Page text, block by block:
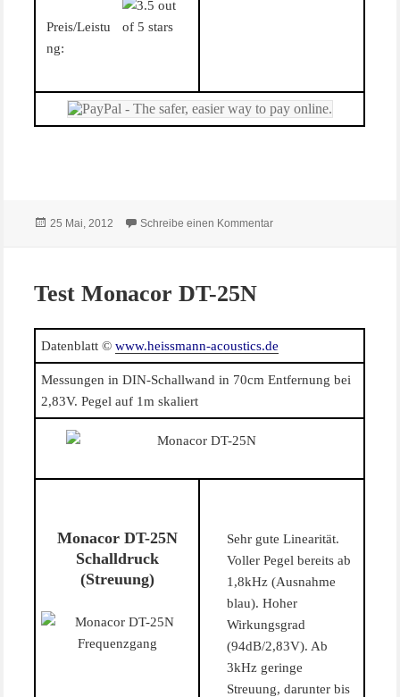
Preis/Leistu
ng:
Veröffentlicht
25 Mai, 2012 Schreibe einen Kommentarzu
Test Monacor DT-25N
Datenblatt ©www.heissmann-acoustics.de
Messungen in DIN-Schallwand in 70cm Entfernung bei
2,83V. Pegel auf 1m skaliert
Monacor DT-25N
Schalldruck
(Streuung)
Sehr gute Linearität.
Voller Pegel bereits ab
1,8kHz (Ausnahme
blau). Hoher
Wirkungsgrad
(94dB/2,83V). Ab
3kHz geringe
Streuung, darunter bis